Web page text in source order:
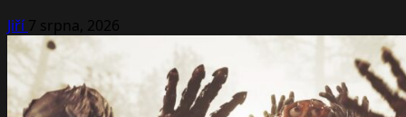
Jiří7 srpna, 2026